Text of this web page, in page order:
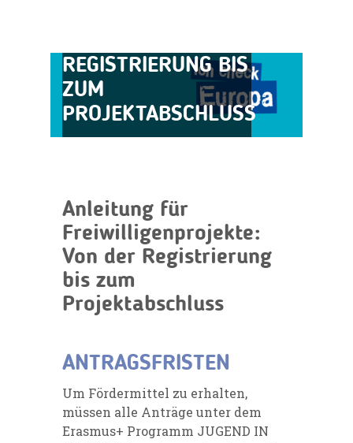
REGISTRIERUNG BIS
ZUM
PROJEKTABSCHLUSS
Anleitung für
Freiwilligenprojekte:
Von der Registrierung
bis zum
Projektabschluss
ANTRAGSFRISTEN
Um Fördermittel zu erhalten,
müssen alle Anträge unter dem
Erasmus+ Programm JUGEND IN